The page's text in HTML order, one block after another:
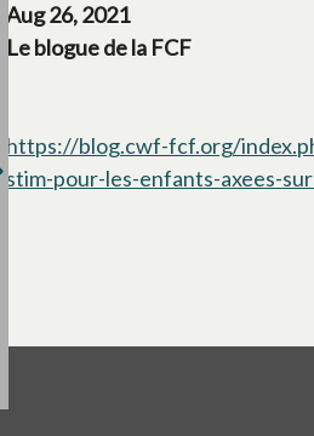
Aug 26, 2021
Le blogue de la FCF
https://blog.cwf-fcf.org/
stim-pour-les-enfants-axees-